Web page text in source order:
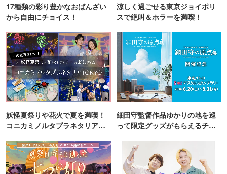
17種類の彩り豊かなおばんざい
から自由にチョイス！
涼しく過ごせる東京ジョイポリ
スで絶叫＆ホラーを満喫！
妖怪夏祭りや花火で夏を満喫！
コニカミノルタプラネタリア
細田守監督作品ゆかりの地を巡
って限定グッズがもらえるチャ